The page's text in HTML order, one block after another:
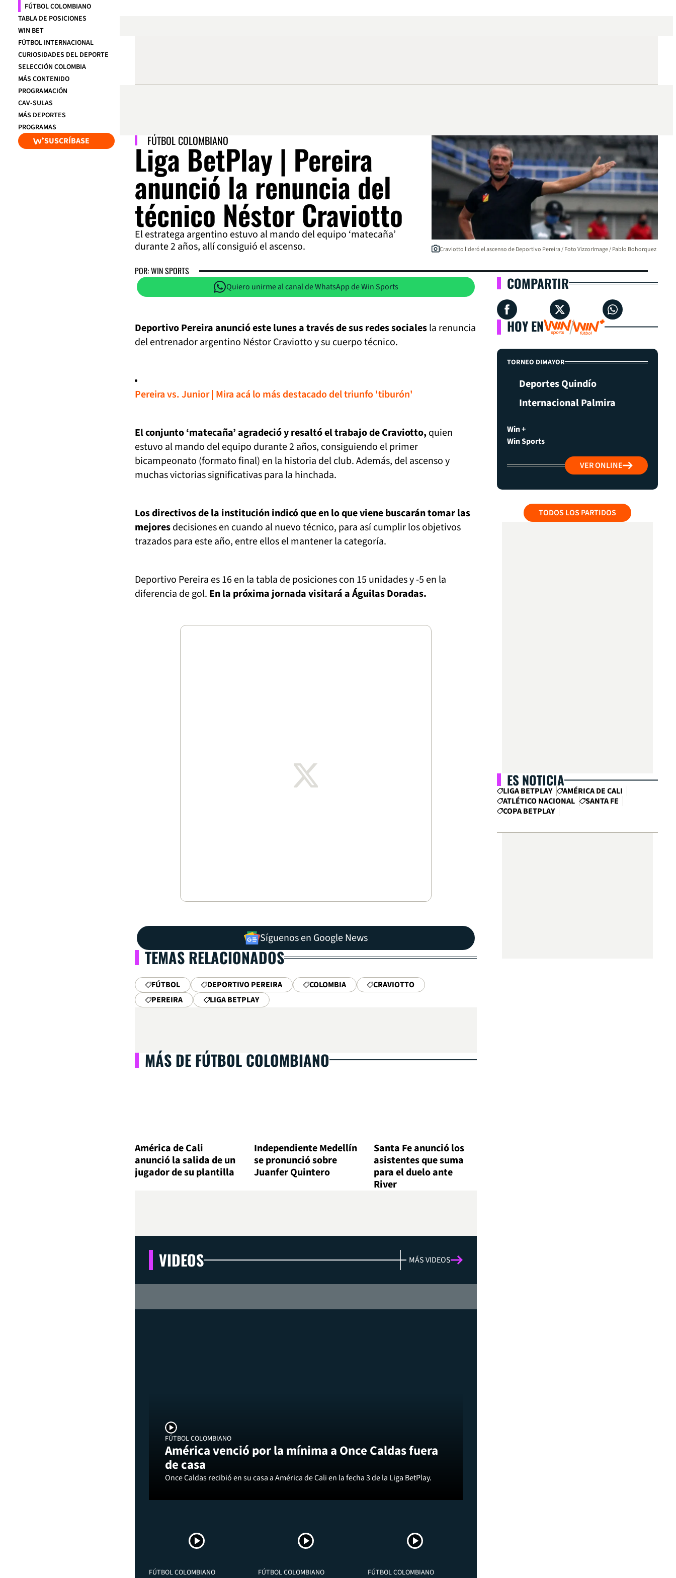
FÚTBOL COLOMBIANO
TABLA DE POSICIONES
WIN BET
FÚTBOL INTERNACIONAL
CURIOSIDADES DEL DEPORTE
SELECCIÓN COLOMBIA
MÁS CONTENIDO
PROGRAMACIÓN
CAV-SULAS
MÁS DEPORTES
PROGRAMAS
SUSCRÍBASE FÚTBOL COLOMBIANO
Liga BetPlay | Pereira
anunció la renuncia del
técnico Néstor Craviotto
El estratega argentino estuvo al mando del equipo ‘matecaña’
durante 2 años, allí consiguió el ascenso.
Craviotto lideró el ascenso de Deportivo Pereira / Foto VizzorImage / Pablo Bohorquez
POR: WIN SPORTS
Quiero unirme al canal de WhatsApp de Win Sports
Deportivo Pereira anunció este lunes a través de sus redes socialesla renuncia
del entrenador argentino Néstor Craviotto y su cuerpo técnico.
Pereira vs. Junior | Mira acá lo más destacado del triunfo 'tiburón'
El conjunto ‘matecaña’ agradeció y resaltó el trabajo de Craviotto, quien
estuvo al mando del equipo durante 2 años, consiguiendo el primer
bicampeonato (formato final) en la historia del club. Además, del ascenso y
muchas victorias significativas para la hinchada.
Los directivos de la institución indicó que en lo que viene buscarán tomar las
mejoresdecisiones en cuando al nuevo técnico, para así cumplir los objetivos
trazados para este año, entre ellos el mantener la categoría.
Deportivo Pereira es 16 en la tabla de posiciones con 15 unidades y -5 en la
diferencia de gol. En la próxima jornada visitará a Águilas Doradas.
Síguenos en Google News
TEMAS RELACIONADOS
FÚTBOL DEPORTIVO PEREIRA COLOMBIA
CRAVIOTTO
PEREIRA
LIGA BETPLAY
MÁS DE FÚTBOL COLOMBIANO
América de Cali
anunció la salida de un
jugador de su plantilla
Independiente Medellín
se pronunció sobre
Juanfer Quintero
Santa Fe anunció los
asistentes que suma
para el duelo ante
River
VIDEOS MÁS VIDEOS
FÚTBOL COLOMBIANO
América venció por la mínima a Once Caldas fuera
de casa
Once Caldas recibió en su casa a América de Cali en la fecha 3 de la Liga BetPlay.
FÚTBOL COLOMBIANO FÚTBOL COLOMBIANO FÚTBOL COLOMBIANO
COMPARTIR
HOY EN
TORNEO DIMAYOR
Deportes Quindío
Internacional Palmira
Win +
Win Sports
VER ONLINE
TODOS LOS PARTIDOS
ES NOTICIA
LIGA BETPLAY
AMÉRICA DE CALI
ATLÉTICO NACIONAL
SANTA FE
COPA BETPLAY